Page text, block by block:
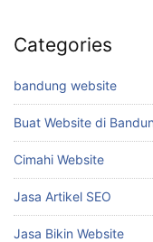
Categories
bandung website
Buat Website di
Cimahi Website
Jasa Artikel SEO
Jasa Bikin Website